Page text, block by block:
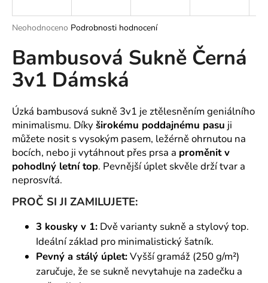
Průměrné
produktu
je
0,0
z
hvězdiček.
Neohodnoceno Podrobnosti hodnocení
Bambusová Sukně Černá
3v1 Dámská
Úzká bambusová sukně 3v1 je ztělesněním geniálního
minimalismu. Díkyširokému poddajnému pasu ji
můžete nosit s vysokým pasem, ležérně ohrnutou na
bocích, nebo ji vytáhnout přes prsa a proměnit v
pohodlný letní top. Pevnější úplet skvěle drží tvar a
neprosvítá.
PROČ SI JI ZAMILUJETE:
3 kousky v 1: Dvě varianty sukně a stylový top.
Ideální základ pro minimalistický šatník.
Pevný a stálý úplet:Vyšší gramáž (250 g/m²)
zaručuje, že se sukně nevytahuje na zadečku a
HLEDAT
D
o
p
o
r
u
č
u
j
e
m
e